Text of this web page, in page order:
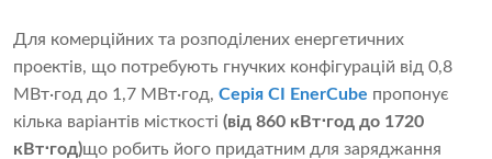
Для комерційних та розподілених енергетичних
проектів, що потребують гнучких конфігурацій від 0,8
МВт·год до 1,7 МВт·год, Серія CI EnerCube пропонує
кілька варіантів місткості (від 860 кВт⋅год до 1720
кВт⋅год)що робить його придатним для заряджання